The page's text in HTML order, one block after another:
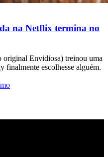
na Netflix termina no
original Envidiosa) treinou uma
finalmente escolhesse alguém.